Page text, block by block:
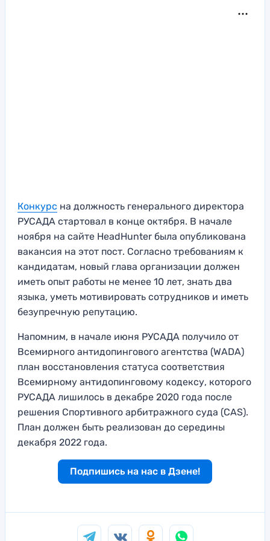
Конкурс на должность генерального директора
РУСАДА стартовал в конце октября. В начале
ноября на сайте HeadHunter была опубликована
вакансия на этот пост. Согласно требованиям к
кандидатам, новый глава организации должен
иметь опыт работы не менее 10 лет, знать два
языка, уметь мотивировать сотрудников и иметь
безупречную репутацию.
Напомним, в начале июня РУСАДА получило от
Всемирного антидопингового агентства (WADA)
план восстановления статуса соответствия
Всемирному антидопинговому кодексу, которого
РУСАДА лишилось в декабре 2020 года после
решения Спортивного арбитражного суда (CAS).
План должен быть реализован до середины
декабря 2022 года.
Подпишись на нас в Дзене!